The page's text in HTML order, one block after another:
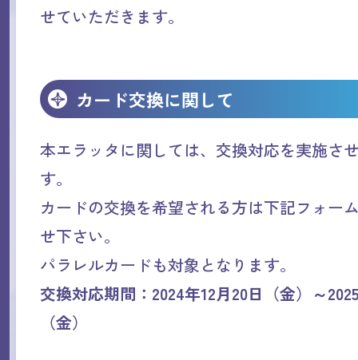
せていただきます。
カード交換に関して
本エラッタに関しては、交換対応を実施さ
す。
カードの交換を希望される方は下記フォー
せ下さい。
パラレルカードも対象となります。
交換対応期間：2024年12月20日（金）～
（金）